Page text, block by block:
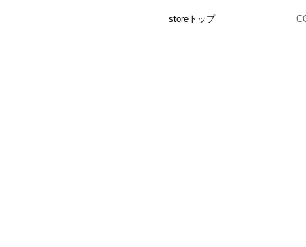
storeトップ